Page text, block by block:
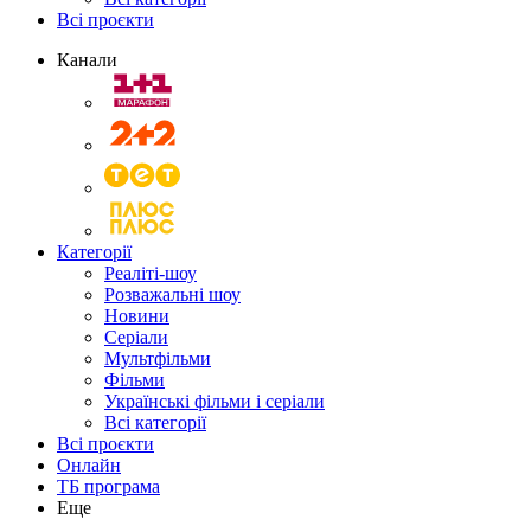
Всі проєкти
Канали
Категорії
Реаліті-шоу
Розважальні шоу
Новини
Серіали
Мультфільми
Фільми
Українські фільми і серіали
Всі категорії
Всі проєкти
Онлайн
ТБ програма
Еще